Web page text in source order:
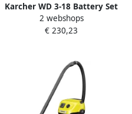
Karcher WD 3-18 Battery Set
V-17 20 Accu Nat- en
droogstofzuiger 1.628-551.0
2 webshops
€ 230,23